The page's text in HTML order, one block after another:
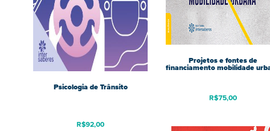
Psicologia de Trânsito
R$92,00
Projetos e fontes de
financiamento mobilidade
R$75,00